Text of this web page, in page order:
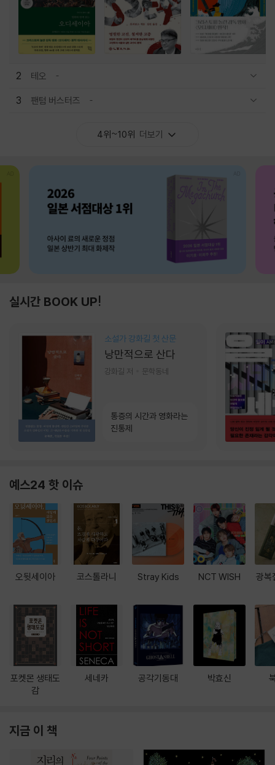
2 테오
3 팬텀 버스터즈
4위~10위 더보기
실시간 BOOK UP!
소설가 강화길 첫 산문
낭만적으로 산다
강화길 저 문학동네
통증의 시간과 영화라는
진통제
예스24 핫 이슈
오뒷세이아
포켓몬 생태도
감
코스톨라니
세네카
Stray Kids
공각기동대
NCT WISH
박효신
광복
지금 이 책